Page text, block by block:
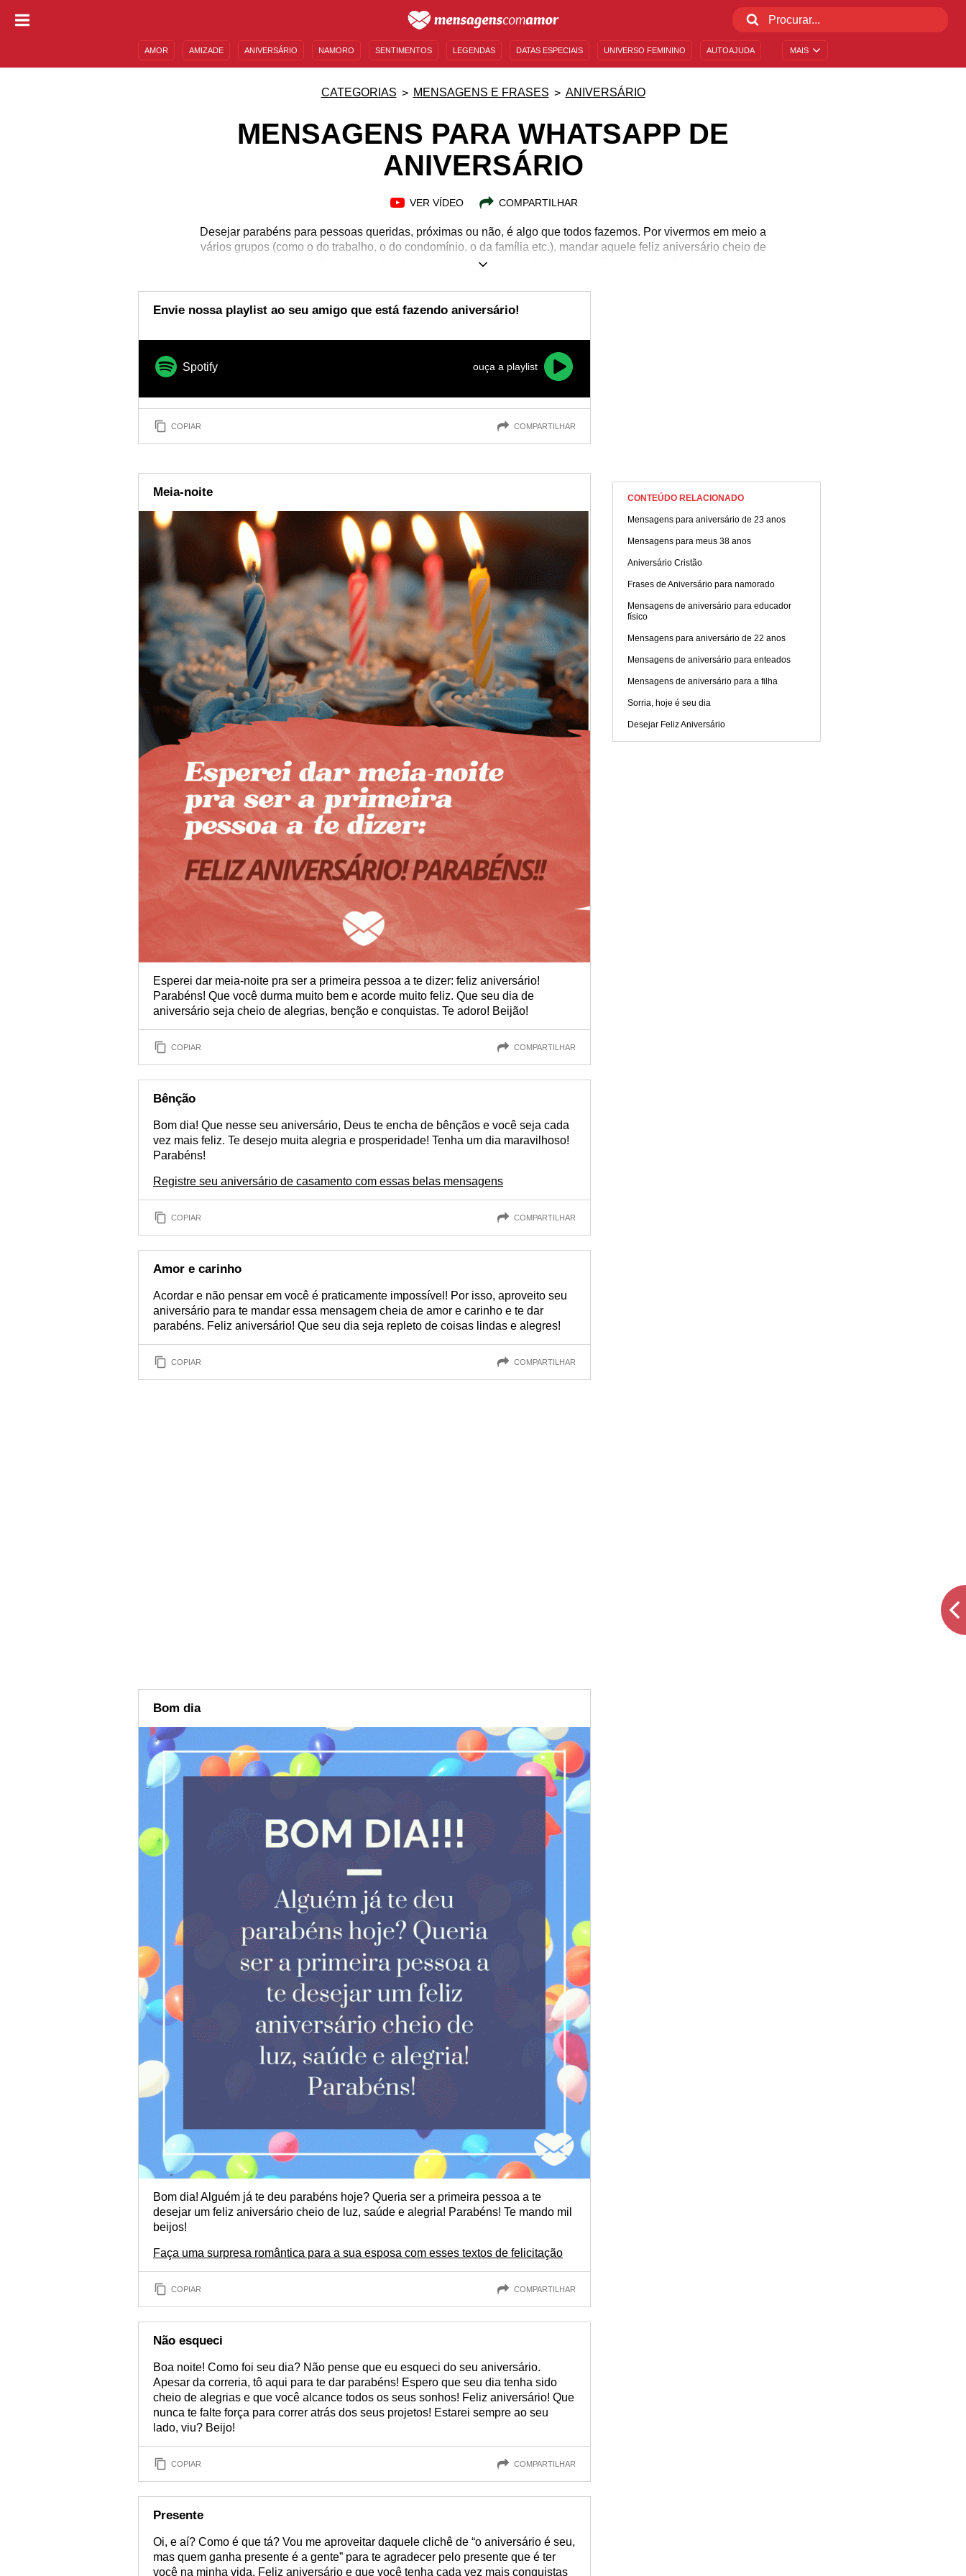
MAIS
AMOR AMIZADE ANIVERSÁRIO NAMORO SENTIMENTOS LEGENDAS DATAS ESPECIAIS UNIVERSO FEMININO AUTOAJUDA
CATEGORIAS MENSAGENS E FRASES ANIVERSÁRIO
MENSAGENS PARA WHATSAPP DE
ANIVERSÁRIO
VER VÍDEO COMPARTILHAR
Desejar parabéns para pessoas queridas, próximas ou não, é algo que todos fazemos. Por vivermos em meio a
vários grupos (como o do trabalho, o do condomínio, o da família etc.), mandar aquele feliz aniversário cheio de
poesia e boas energias é sempre indicado para quem quer deixar boas impressões entre os círculos de convívio.
mensagens personalizadas para os seus contatos. Você também é desses que não deixa passar em branco o
dia de nascimento dos seus amigos? Então leia esta lista com mensagens de feliz aniversário prontas para
Envie nossa playlist ao seu amigo que está fazendo aniversário!
Spotify ouça a playlist
COPIAR COMPARTILHAR
Meia-noite
Esperei dar meia-noite pra ser a primeira pessoa a te dizer: feliz aniversário!
Parabéns! Que você durma muito bem e acorde muito feliz. Que seu dia de
aniversário seja cheio de alegrias, benção e conquistas. Te adoro! Beijão!
COPIAR COMPARTILHAR
Bênção
Bom dia! Que nesse seu aniversário, Deus te encha de bênçãos e você seja cada
vez mais feliz. Te desejo muita alegria e prosperidade! Tenha um dia maravilhoso!
Parabéns!
Registre seu aniversário de casamento com essas belas mensagens
COPIAR COMPARTILHAR
Amor e carinho
Acordar e não pensar em você é praticamente impossível! Por isso, aproveito seu
aniversário para te mandar essa mensagem cheia de amor e carinho e te dar
parabéns. Feliz aniversário! Que seu dia seja repleto de coisas lindas e alegres!
COPIAR COMPARTILHAR
Bom dia
Bom dia! Alguém já te deu parabéns hoje? Queria ser a primeira pessoa a te
desejar um feliz aniversário cheio de luz, saúde e alegria! Parabéns! Te mando mil
beijos!
Faça uma surpresa romântica para a sua esposa com esses textos de felicitação
COPIAR COMPARTILHAR
Não esqueci
Boa noite! Como foi seu dia? Não pense que eu esqueci do seu aniversário.
Apesar da correria, tô aqui para te dar parabéns! Espero que seu dia tenha sido
cheio de alegrias e que você alcance todos os seus sonhos! Feliz aniversário! Que
nunca te falte força para correr atrás dos seus projetos! Estarei sempre ao seu
lado, viu? Beijo!
COPIAR COMPARTILHAR
Presente
Oi, e aí? Como é que tá? Vou me aproveitar daquele clichê de “o aniversário é seu,
mas quem ganha presente é a gente” para te agradecer pelo presente que é ter
você na minha vida. Feliz aniversário e que você tenha cada vez mais conquistas
CONTEÚDO RELACIONADO
Mensagens para aniversário de 23 anos
Mensagens para meus 38 anos
Aniversário Cristão
Frases de Aniversário para namorado
Mensagens de aniversário para educador
físico
Mensagens para aniversário de 22 anos
Mensagens de aniversário para enteados
Mensagens de aniversário para a filha
Sorria, hoje é seu dia
Desejar Feliz Aniversário